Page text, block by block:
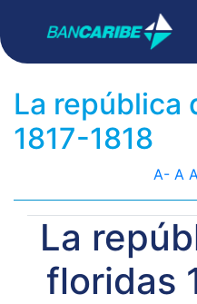
La república
1817-1818
A- A
La
floridas